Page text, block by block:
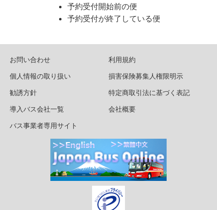
予約受付開始前の便
予約受付が終了している便
お問い合わせ
利用規約
個人情報の取り扱い
損害保険募集人権限明示
勧誘方針
特定商取引法に基づく表記
導入バス会社一覧
会社概要
バス事業者専用サイト